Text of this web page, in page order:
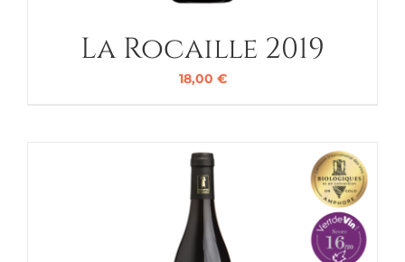
La Rocaille 2019
18,00 €